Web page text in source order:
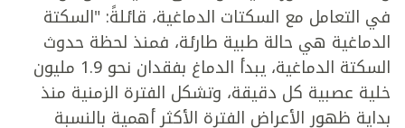
في التعامل مع السكتات الدماغية، قائلةً: "السكتة
الدماغية هي حالة طبية طارئة، فمنذ لحظة حدوث
السكتة الدماغية، يبدأ الدماغ بفقدان نحو 1.9 مليون
خلية عصبية كل دقيقة، وتشكل الفترة الزمنية منذ
بداية ظهور الأعراض الفترة الأكثر أهمية بالنسبة